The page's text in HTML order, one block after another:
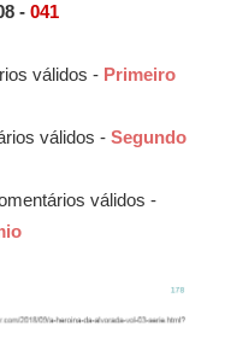
- 041
válidos - Primeiro
válidos - Segundo
válidos -